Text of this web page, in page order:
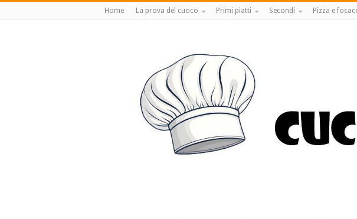
Home La prova del cuoco Primi piatti Secondi Pizza e